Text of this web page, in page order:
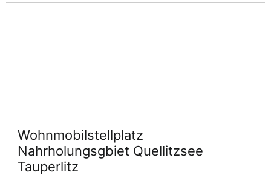
Wohnmobilstellplatz
Nahrholungsgbiet Quellitzsee
Tauperlitz